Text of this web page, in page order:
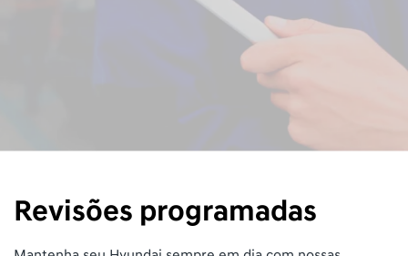
Revisões programadas